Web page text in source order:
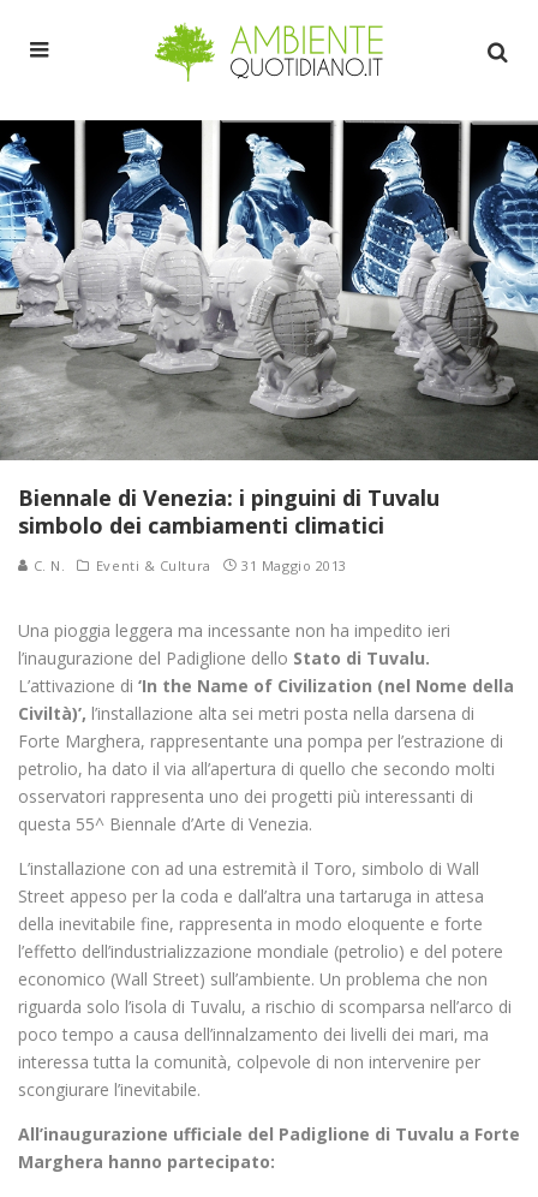
Biennale di Venezia: i pinguini di Tuvalu
simbolo dei cambiamenti climatici
C. N. Eventi & Cultura 31 Maggio 2013
Una pioggia leggera ma incessante non ha impedito ieri
l’inaugurazione del Padiglione dello Stato di Tuvalu.
L’attivazione di ‘In the Name of Civilization (nel Nome della
Civiltà)’, l’installazione alta sei metri posta nella darsena di
Forte Marghera, rappresentante una pompa per l’estrazione di
petrolio, ha dato il via all’apertura di quello che secondo molti
osservatori rappresenta uno dei progetti più interessanti di
questa 55^ Biennale d’Arte di Venezia.
L’installazione con ad una estremità il Toro, simbolo di Wall
Street appeso per la coda e dall’altra una tartaruga in attesa
della inevitabile fine, rappresenta in modo eloquente e forte
l’effetto dell’industrializzazione mondiale (petrolio) e del potere
economico (Wall Street) sull’ambiente. Un problema che non
riguarda solo l’isola di Tuvalu, a rischio di scomparsa nell’arco di
poco tempo a causa dell’innalzamento dei livelli dei mari, ma
interessa tutta la comunità, colpevole di non intervenire per
scongiurare l’inevitabile.
All’inaugurazione ufficiale del Padiglione di Tuvalu a Forte
Marghera hanno partecipato: